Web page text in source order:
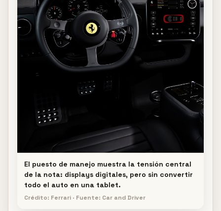
El puesto de manejo muestra la tensión central
de la nota: displays digitales, pero sin convertir
todo el auto en una tablet.
Crédito: Ferrari · Fuente: Car and Driver